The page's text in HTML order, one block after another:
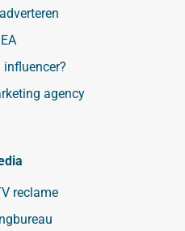
influencer?
agency
reclame